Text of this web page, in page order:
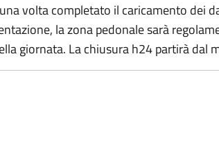
volta completato il caricamento dei
la zona pedonale sarà
giornata. La chiusura h24 partirà dal